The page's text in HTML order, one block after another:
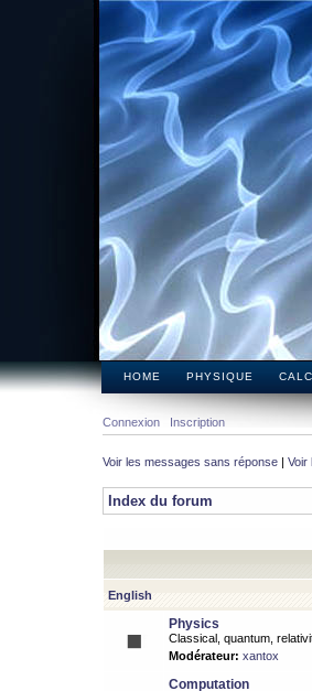
HOME PHYSIQUE
Connexion Inscription
Voir les messages sans réponse | Voir
Index du forum
English
Physics
Classical, quantum,
Modérateur: xantox
Computation